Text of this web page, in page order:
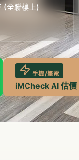
(全聯樓上)
手機/筆電
iMCheck AI 估價